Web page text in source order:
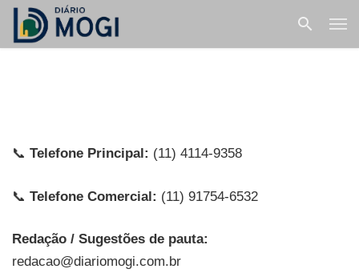
📞 Telefone Principal: (11) 4114-9358
📞 Telefone Comercial: (11) 91754-6532
Redação / Sugestões de pauta:
redacao@diariomogi.com.br